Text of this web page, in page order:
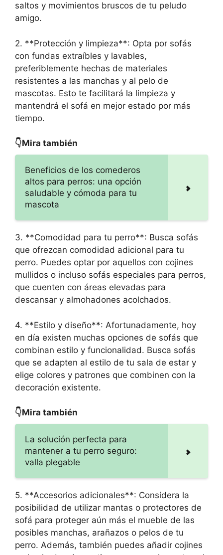
saltos y movimientos bruscos de tu peludo
amigo.
2. **Protección y limpieza**: Opta por sofás
con fundas extraíbles y lavables,
preferiblemente hechas de materiales
resistentes a las manchas y al pelo de
mascotas. Esto te facilitará la limpieza y
mantendrá el sofá en mejor estado por más
tiempo.
👇Mira también
Beneficios de los comederos
altos para perros: una opción
saludable y cómoda para tu
mascota
3. **Comodidad para tu perro**: Busca sofás
que ofrezcan comodidad adicional para tu
perro. Puedes optar por aquellos con cojines
mullidos o incluso sofás especiales para perros,
que cuenten con áreas elevadas para
descansar y almohadones acolchados.
4. **Estilo y diseño**: Afortunadamente, hoy
en día existen muchas opciones de sofás que
combinan estilo y funcionalidad. Busca sofás
que se adapten al estilo de tu sala de estar y
elige colores y patrones que combinen con la
decoración existente.
👇Mira también
La solución perfecta para
mantener a tu perro seguro:
valla plegable
5. **Accesorios adicionales**: Considera la
posibilidad de utilizar mantas o protectores de
sofá para proteger aún más el mueble de las
posibles manchas, arañazos o pelos de tu
perro. Además, también puedes añadir cojines